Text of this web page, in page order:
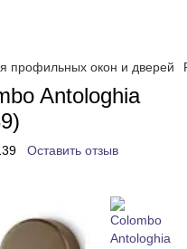
профильных окон и дверей
Antologhia
Оставить отзыв